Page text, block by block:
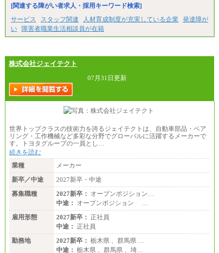
[関連する障がい者求人・採用キーワード検索]
サービス
スタッフ関連 人材育成制度が充実している企業
発達障が
い 障害者職業生活相談員が在籍
株式会社ジェイテクト
07月31日更新
世界トップクラスの技術力を誇るジェイテクトは、自動車部品・ベア
リング・工作機械など多彩な分野でグローバルに活躍するメーカーで
す。トヨタグループの一員とし…
続きを読む
業種
メーカー
新卒／中途
2027新卒・中途
募集職種
2027新卒： オープンポジション…
中途： オープンポジション …
雇用形態
2027新卒： 正社員
中途： 正社員
勤務地
2027新卒： 栃木県 、群馬県 …
中途： 栃木県 、群馬県 、埼…